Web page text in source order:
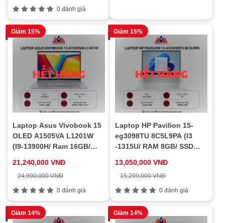
0 đánh giá
Giảm 15%
Laptop Asus Vivobook 15
OLED A1505VA L1201W
(I9-13900H/ Ram 16GB/
1Y/ Bạc)
21,240,000 VNĐ
24,990,000 VNĐ
0 đánh giá
Giảm 15%
Laptop HP Pavilion 15-
eg3098TU 8C5L9PA (I3
-1315U/ RAM 8GB/ SSD
1Y/ Vàng)
13,050,000 VNĐ
15,299,000 VNĐ
0 đánh giá
Giảm 14% Giảm 14%